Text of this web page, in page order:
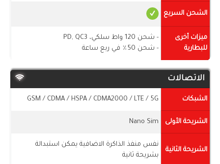
الشحن السريع
ميزات أخرى
للبطارية
- شحن 120 واط سلكي، PD, QC3
- شحن 50٪ في ربع ساعة
الاتصالات
الشبكات GSM / CDMA / HSPA / CDMA2000 / LTE / 5G
الشريحة الأولى Nano Sim
الشريحة الثانية
نفس منفذ الذاكرة الاضافية يمكن استبدالة
بشريحة ثانية